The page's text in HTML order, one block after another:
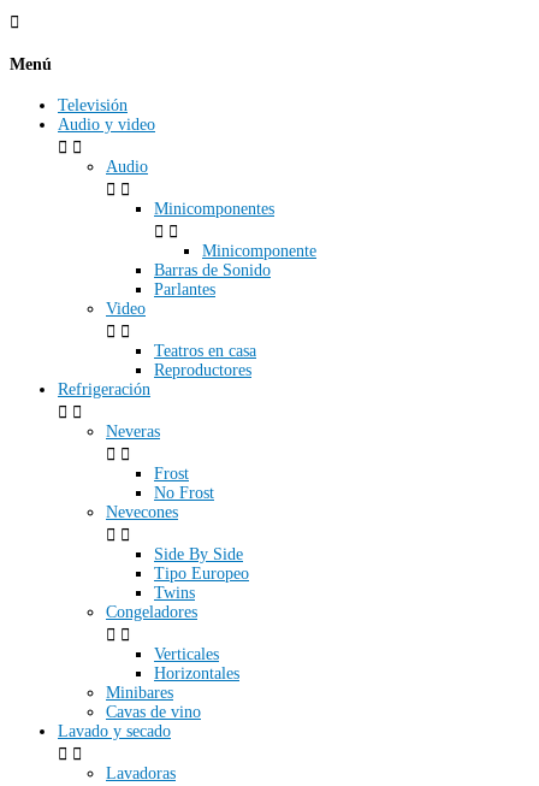

Menú
Televisión
Audio y video
 
Audio
 
Minicomponentes
 
Minicomponente
Barras de Sonido
Parlantes
Video
 
Teatros en casa
Reproductores
Refrigeración
 
Neveras
 
Frost
No Frost
Nevecones
 
Side By Side
Tipo Europeo
Twins
Congeladores
 
Verticales
Horizontales
Minibares
Cavas de vino
Lavado y secado
 
Lavadoras